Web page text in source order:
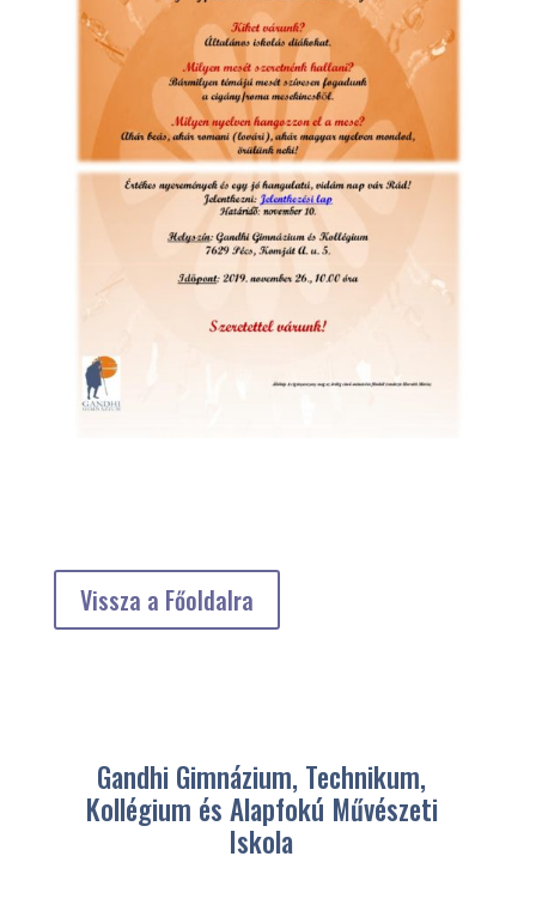
Vissza a Főoldalra
Gandhi Gimnázium, Technikum,
Kollégium és Alapfokú Művészeti
Iskola